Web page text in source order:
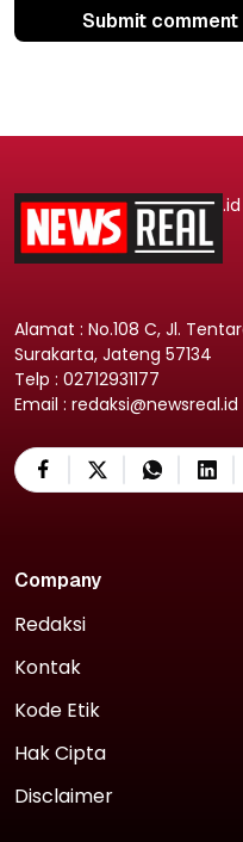
Submit comment
.id
Alamat : No.108 C, Jl.
Surakarta, Jateng 57134
Telp : 02712931177
Email : redaksi@newsreal.id
Company
Redaksi
Kontak
Kode Etik
Hak Cipta
Disclaimer